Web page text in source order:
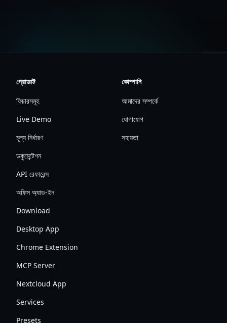
প্রোডাক্ট
ফিচারসমূহ
Live Demo
মূল্য নির্ধারণ
ডকুমেন্টেশন
API রেফারেন্স
অফিস অ্যাড-ইন
Download
Desktop App
Chrome Extension
MCP Server
Nextcloud App
Services
Presets
কোম্পানি
আমাদের সম্পর্কে
যোগাযোগ
সহায়তা